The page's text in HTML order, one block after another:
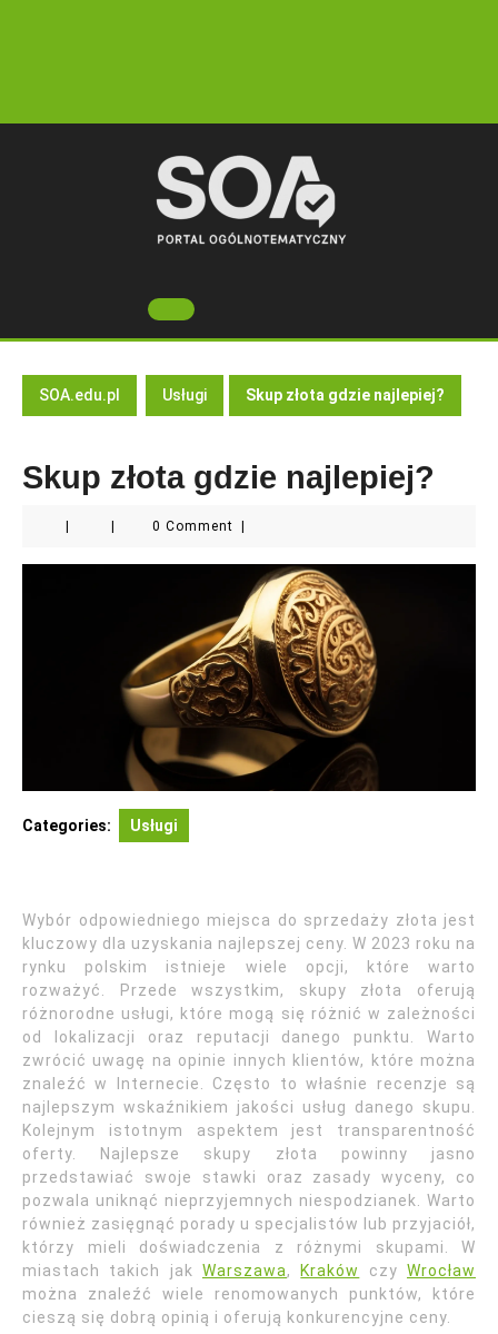
Open
Button
SOA.edu.pl Usługi Skup złota gdzie najlepiej?
Skup złota gdzie najlepiej?
0 Comment
Categories: Usługi
Wybór odpowiedniego miejsca do sprzedaży złota jest
kluczowy dla uzyskania najlepszej ceny. W 2023 roku na
rynku polskim istnieje wiele opcji, które warto
rozważyć. Przede wszystkim, skupy złota oferują
różnorodne usługi, które mogą się różnić w zależności
od lokalizacji oraz reputacji danego punktu. Warto
zwrócić uwagę na opinie innych klientów, które można
znaleźć w Internecie. Często to właśnie recenzje są
najlepszym wskaźnikiem jakości usług danego skupu.
Kolejnym istotnym aspektem jest transparentność
oferty. Najlepsze skupy złota powinny jasno
przedstawiać swoje stawki oraz zasady wyceny, co
pozwala uniknąć nieprzyjemnych niespodzianek. Warto
również zasięgnąć porady u specjalistów lub przyjaciół,
którzy mieli doświadczenia z różnymi skupami. W
miastach takich jak Warszawa, Kraków czyWrocław
można znaleźć wiele renomowanych punktów, które
cieszą się dobrą opinią i oferują konkurencyjne ceny.